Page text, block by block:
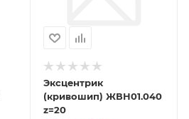
Эксцентрик
(кривошип) ЖВН01.040
z=20